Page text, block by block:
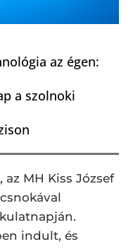
az égen:
a szolnoki
az MH Kiss József
indult, és